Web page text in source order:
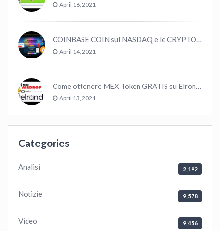
April 16, 2021
COINBASE COIN sul NASDAQ e le CRYPTO volano!
April 14, 2021
Come ottenere MEX Token GRATIS su Elrond ?
April 13, 2021
Categories
Analisi 2,192
Notizie 9,578
Video 9,456